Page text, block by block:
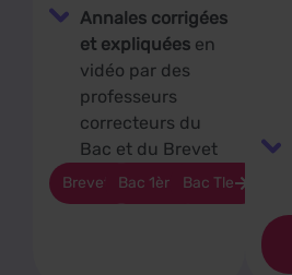
Annales corrigées
et expliquéesen
vidéo par des
professeurs
correcteurs du
Bac et du Brevet
Brevet Bac 1ère Bac Tle